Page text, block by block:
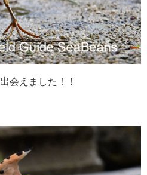
会えました！！